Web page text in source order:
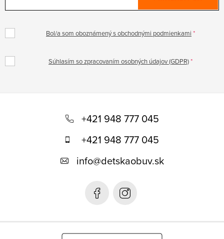
Bol/a som oboznámený s obchodnými podmienkami
Súhlasím so zpracovaním osobných údajov (GDPR)
+421 948 777 045
+421 948 777 045
info@detskaobuv.sk